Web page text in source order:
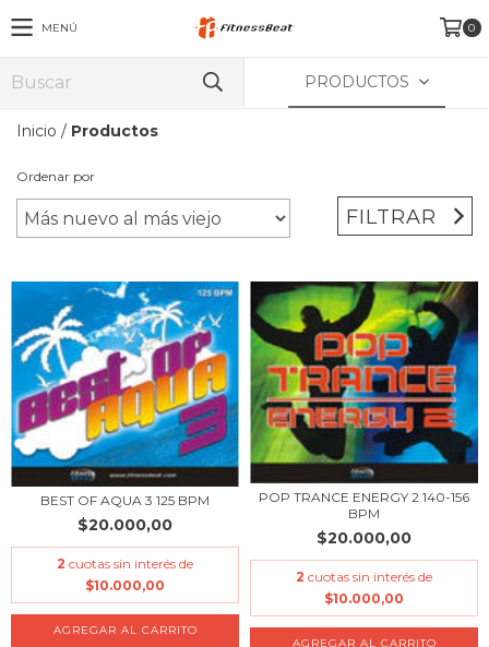
MENÚ 0
PRODUCTOS
Inicio / Productos
Ordenar por
FILTRAR
BEST OF AQUA 3 125 BPM
$20.000,00
2 cuotas sin interés de
$10.000,00
POP TRANCE ENERGY 2 140-156
BPM
$20.000,00
2 cuotas sin interés de
$10.000,00